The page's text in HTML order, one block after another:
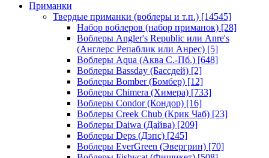
Приманки
Твердые приманки (воблеры и т.п.) [14545]
Набор воблеров (набор приманок) [28]
Воблеры Angler's Republic или Anre's
(Англерс Репаблик или Анрес) [5]
Воблеры Aqua (Аква С.-Пб.) [648]
Воблеры Bassday (Бассдей) [2]
Воблеры Bomber (Бомбер) [12]
Воблеры Chimera (Химера) [733]
Воблеры Condor (Кондор) [16]
Воблеры Creek Chub (Крик Чаб) [23]
Воблеры Daiwa (Дайва) [209]
Воблеры Deps (Дэпс) [245]
Воблеры EverGreen (Эвергрин) [70]